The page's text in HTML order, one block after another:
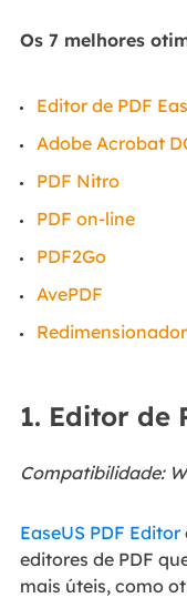
Os 7 melhores
Editor de PDF
Adobe Acrobat
PDF Nitro
PDF on-line
PDF2Go
AvePDF
1. Editor de
Compatibilidade:
EaseUS PDF Editor
editores de PDF
mais úteis, como